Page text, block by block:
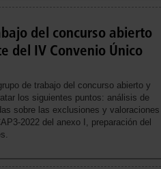
del concurso abierto
del IV Convenio Único
de trabajo del concurso abierto y
los siguientes puntos: análisis de
sobre las exclusiones y valoraciones
2022 del anexo I, preparación del